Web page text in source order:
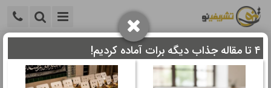
خانه >سایر>سایر مقالات> شلوارهای بوت‌کات، فلر بگ و
جورتس برند رخت
۴ تا مقاله جذاب دیگه برات آماده کردیم!